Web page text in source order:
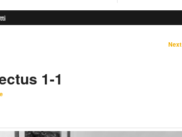
Next
1-1